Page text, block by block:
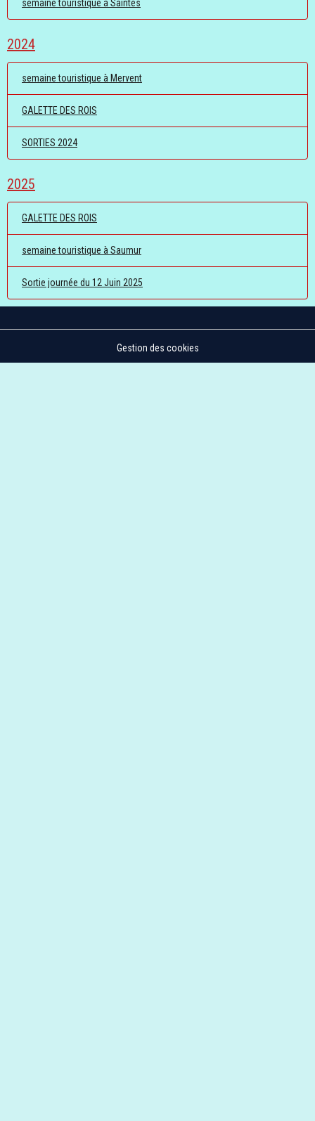
semaine touristique à Saintes
2024
semaine touristique à Mervent
GALETTE DES ROIS
SORTIES 2024
2025
GALETTE DES ROIS
semaine touristique à Saumur
Sortie journée du 12 Juin 2025
Gestion des cookies